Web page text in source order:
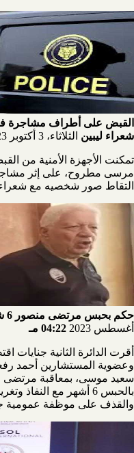
القبض على أطراف مشاجرة
شعراء ليبين الثلاثاء، 3 أكتوبر 2023
تمكنت الأجهزة الأمنية من
مرسى مطروح، على إثر
التقاط صور شخصيه مع شعراء
حكم بحبس مرتضى منصور 6 شهور لسبه موظفة حكومية
أغسطس 2023
04:22 مـ
أقرت الدائرة الثانية جنايات
وعضوية المستشارين أحمد
سعيد موسى، بمعاقبة مرتضى
والقذف على موظفة عمومية جاء